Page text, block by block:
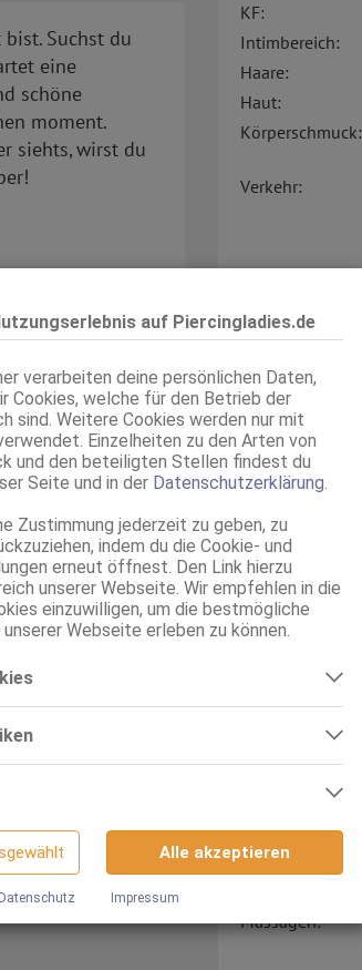
auf Piercingladies.de
verarbeiten deine persönlichen Daten,
Cookies, welche für den Betrieb der
sind. Weitere Cookies werden nur mit
Einzelheiten zu den Arten von
und den beteiligten Stellen findest du
Seite und in der Datenschutzerklärung
Zustimmung jederzeit zu geben, zu
indem du die Cookie- und
erneut öffnest. Den Link hierzu
unserer Webseite. Wir empfehlen in die
einzuwilligen, um die bestmögliche
Webseite erleben zu können.
alle notwendigen Cookies, die für den Betrieb
ohne diese Cookies nicht richtig
sind Cookies, die der Analyse der
Sie helfen den Webseiten-Besitzern zu
gesammelt und gemeldet werden.
wodurch Drittanbieter-Cookies gesetzt
Analytics und zu den verwendeten Cookies
und in der Datenschutzerklärung zu finden.
auf unserer Webseite nutzen, können
Benutzung dieser Seite sowie Ihre IP-Adresse
USA übertragen und auf diesem Server
Alle akzeptieren
Datenschutz Impressum
Suchst du
eine
schöne
moment.
siehts, wirst du
ist,
Deodorant,
und
auf
KF:
Intimbereich:
Haare:
Haut:
Körperschmuck:
Verkehr:
Service für:
Service:
Termin:
Massagen: